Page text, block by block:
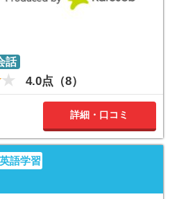
話
4.0点（8）
詳細・口コミ
語学習